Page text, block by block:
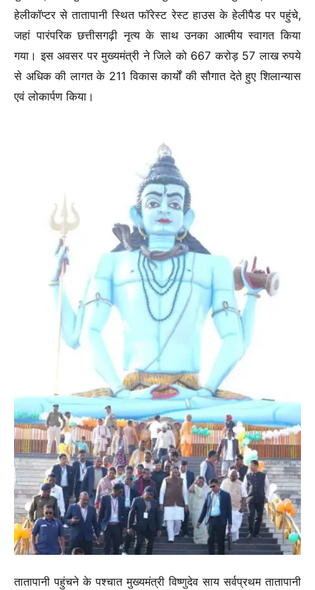
हेलीकॉप्टर से तातापानी स्थित फॉरेस्ट रेस्ट हाउस के हेलीपैड पर पहुंचे,
जहां पारंपरिक छत्तीसगढ़ी नृत्य के साथ उनका आत्मीय स्वागत किया
गया। इस अवसर पर मुख्यमंत्री ने जिले को 667 करोड़ 57 लाख रुपये
से अधिक की लागत के 211 विकास कार्यों की सौगात देते हुए शिलान्यास
एवं लोकार्पण किया।
तातापानी पहुंचने के पश्चात मुख्यमंत्री विष्णुदेव साय सर्वप्रथम तातापानी